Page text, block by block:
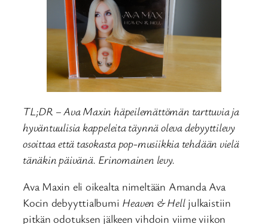
TL;DR – Ava Maxin häpeilemättömän tarttuvia ja
hyväntuulisia kappeleita täynnä oleva debyyttilevy
osoittaa että tasokasta pop-musiikkia tehdään vielä
tänäkin päivänä. Erinomainen levy.
Ava Maxin eli oikealta nimeltään Amanda Ava
Kocin debyyttialbumi Heaven & Helljulkaistiin
pitkän odotuksen jälkeen vihdoin viime viikon